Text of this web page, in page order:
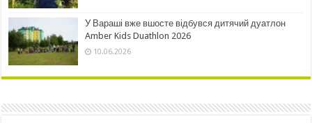
У Вараші вже вшосте відбувся дитячий дуатлон
Amber Kids Duathlon 2026
10.06.2026